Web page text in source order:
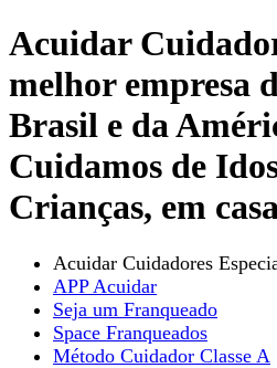
Acuidar
melhor empresa
Brasil e da
Cuidamos de
Crianças, em
Acuidar Cuidadores
APP Acuidar
Seja um Franqueado
Space Franqueados
Método Cuidador Classe A